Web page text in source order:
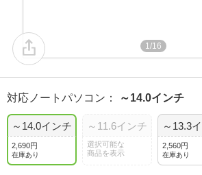
1/16
対応ノートパソコン ： ～14.0インチ
～14.0インチ
2,690円
在庫あり
～11.6インチ
選択可能な
商品を表示
～13.3
2,560円
在庫あり